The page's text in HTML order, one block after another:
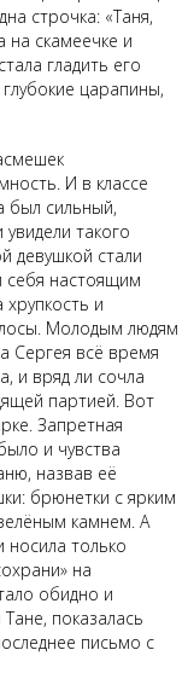
строчка: «Таня,
на скамеечке и
гладить его
царапины,
И в классе
был сильный,
такого
девушкой стали
себя настоящим
и
Молодым людям
Сергея всё время
и вряд ли сочла
партией. Вот
Запретная
и чувства
назвав её
брюнетки с ярким
камнем. А
носила только
на
обидно и
показалась
письмо с